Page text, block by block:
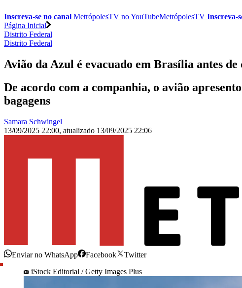
Inscreva-se no canal MetrópolesTV noYouTubeMetrópolesTV Inscreva-
Página Inicial
Distrito Federal
Distrito Federal
Avião da Azul é evacuado em Brasília antes
De acordo com a companhia, o avião
bagagens
Samara Schwingel
13/09/2025 22:00, atualizado 13/09/2025 22:06
Enviar no WhatsApp Facebook
Twitter
iStock Editorial / Getty Images Plus